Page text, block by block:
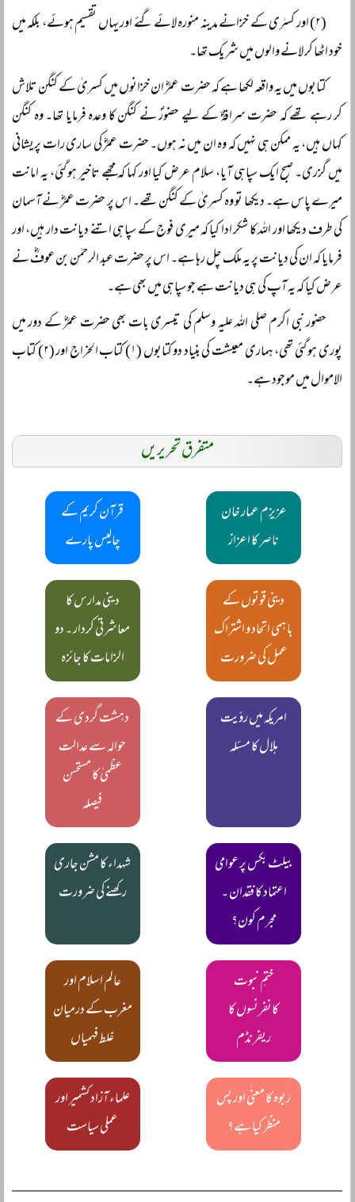
(۲) اور کسرٰی کے خزانے مدینہ منورہ لائے گئے اور یہاں تقسیم ہوئے، بلکہ میں
خود اٹھا کر لانے والوں میں شریک تھا۔
کتابوں میں یہ واقعہ لکھا ہے کہ حضرت عمرؓ ان خزانوں میں کسریٰ کے کنگن تلاش
کر رہے تھے کہ حضرت سراقہؓ کے لیے حضورؐ نے کنگن کا وعدہ فرمایا تھا۔ وہ کنگن
کہاں ہیں، یہ ممکن ہی نہیں کہ وہ ان میں نہ ہوں۔ حضرت عمرؓ کی ساری رات پریشانی
میں گزری۔ صبح ایک سپاہی آیا، سلام عرض کیا اور کہا کہ مجھے تاخیر ہو گئی، یہ امانت
میرے پاس ہے۔ دیکھا تو وہ کسریٰ کے کنگن تھے۔ اس پر حضرت عمرؓ نے آسمان
کی طرف دیکھا اور اللہ کا شکر ادا کیا کہ میری فوج کے سپاہی اتنے دیانت دار ہیں، اور
فرمایا کہ ان کی دیانت پر یہ ملک چل رہا ہے۔ اس پر حضرت عبد الرحمٰن بن عوفؓ نے
عرض کیا کہ یہ آپ کی ہی دیانت ہے جو سپاہی میں بھی ہے۔
حضور نبی اکرم صلی اللہ علیہ وسلم کی تیسری بات بھی حضرت عمرؓ کے دور میں
پوری ہو گئی تھی، ہماری معیشت کی بنیاد دو کتابوں (۱) کتاب الخراج اور (۲) کتاب
الاموال میں موجود ہے۔
متفرق تحریریں
عزیزم عمار خان
ناصر کا اعزاز
قرآن کریم کے
چالیس پارے
دینی قوتوں کے
باہمی اتحاد و اشتراک
عمل کی ضرورت
دینی مدارس کا
معاشرتی کردار ۔ دو
الزامات کا جائزہ
امریکہ میں رؤیت
ہلال کا مسئلہ
دہشت گردی کے
حوالہ سے عدالت
عظمیٰ کا مستحسن
فیصلہ
بیلٹ بکس پر عوامی
اعتماد کا فقدان ۔
مجرم کون؟
شہداء کا مشن جاری
رکھنے کی ضرورت
ختمِ نبوت
کانفرنسوں کا
ریفرنڈم
عالم اسلام اور
مغرب کے درمیان
غلط فہمیاں
ربوہ کا معنٰی اور پس
منظر کیا ہے؟
علماء آزاد کشمیر اور
عملی سیاست